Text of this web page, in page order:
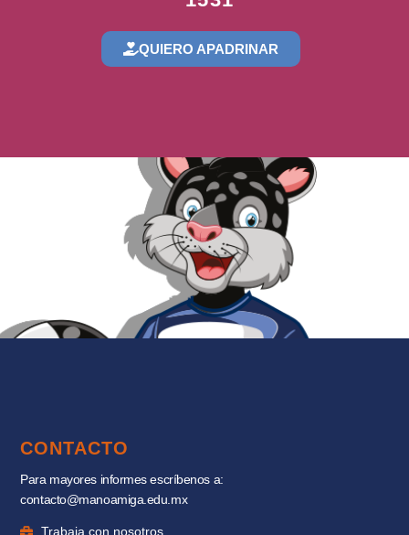
QUIERO APADRINAR
CONTACTO
Para mayores informes escríbenos a:
contacto@manoamiga.edu.mx
Trabaja con nosotros